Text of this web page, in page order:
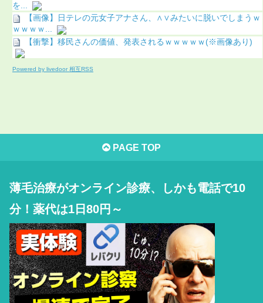
を...
【画像】日テレの元女子アナさん、∧∨みたいに脱いでしまうｗ
ｗｗｗｗ...
【衝撃】移民さんの価値、発表されるｗｗｗｗｗ(※画像あり)
Powered by livedoor 相互RSS
PAGE TOP
薄毛治療がオンライン診療、しかも電話で10
分！薬代は1日80円～